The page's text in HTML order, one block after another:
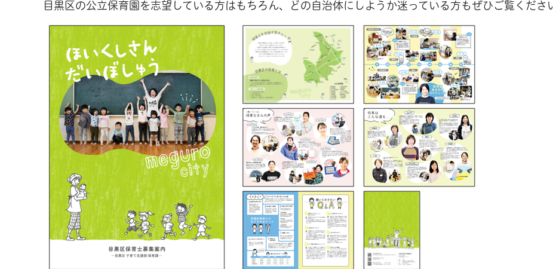
目黒区の公立保育園を志望している方はもちろん、どの自治体にしようか迷っている方もぜひご覧くださ